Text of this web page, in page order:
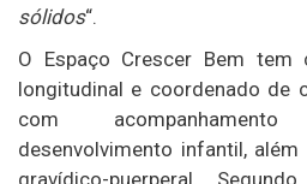
sólidos“.
O Espaço Crescer Bem
longitudinal e coordenado de
com
desenvolvimento infantil,